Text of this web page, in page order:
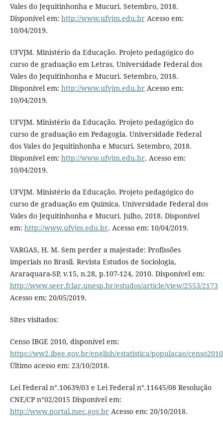
Vales do Jequitinhonha e Mucuri. Setembro, 2018.
Disponível em: http://www.ufvjm.edu.brAcesso em:
10/04/2019.
UFVJM. Ministério da Educação. Projeto pedagógico do
curso de graduação em Letras. Universidade Federal dos
Vales do Jequitinhonha e Mucuri. Setembro, 2018.
Disponível em: http://www.ufvjm.edu.brAcesso em:
10/04/2019.
UFVJM. Ministério da Educação. Projeto pedagógico do
curso de graduação em Pedagogia. Universidade Federal
dos Vales do Jequitinhonha e Mucuri. Setembro, 2018.
Disponível em: http://www.ufvjm.edu.br. Acesso em:
10/04/2019.
UFVJM. Ministério da Educação. Projeto pedagógico do
curso de graduação em Química. Universidade Federal dos
Vales do Jequitinhonha e Mucuri. Julho, 2018. Disponível
em: http://www.ufvjm.edu.br. Acesso em: 10/04/2019.
VARGAS, H. M. Sem perder a majestade: Profissões
imperiais no Brasil. Revista Estudos de Sociologia,
Araraquara-SP, v.15, n.28, p.107-124, 2010. Disponível em:
http://www.seer.fclar.unesp.br/estudos/article/view/2553/2173
Acesso em: 20/05/2019.
Sites visitados:
Censo IBGE 2010, disponível em:
https://ww2.ibge.gov.br/english/estatistica/populacao/
Último acesso em: 23/10/2018.
Lei Federal n°.10639/03 e Lei Federal n°.11645/08 Resolução
CNE/CP n°02/2015 Disponível em:
http://www.portal.mec.gov.brAcesso em: 20/10/2018.